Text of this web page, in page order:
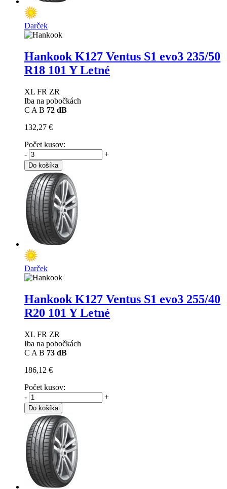
Darček
Hankook K127 Ventus S1 evo3 235/50
R18 101 Y Letné
XL FR ZR
Iba na pobočkách
C A B 72 dB
132,27 €
Počet kusov:
-
+
Do košíka
Darček
Hankook K127 Ventus S1 evo3 255/40
R20 101 Y Letné
XL FR ZR
Iba na pobočkách
C A B 73 dB
186,12 €
Počet kusov:
-
+
Do košíka